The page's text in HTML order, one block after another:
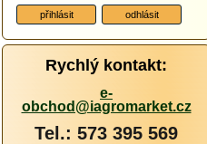
Rychlý kontakt:
e-
obchod@iagromarket.cz
Tel.: 573 395 569